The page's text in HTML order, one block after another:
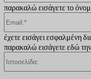
παρακαλώ εισάγετε το
έχετε εισάγει εσφαλμένη
παρακαλώ εισάγετε εδώ